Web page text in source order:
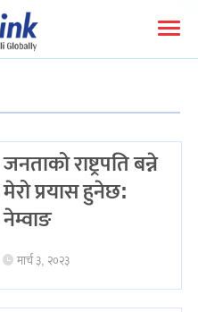
जनताको राष्ट्रपति बन्ने
मेरो प्रयास हुनेछ:
नेम्वाङ
मार्च ३, २०२३